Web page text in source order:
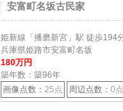
安富町名坂古民家
姫新線「播磨新宮」駅 徒歩194
兵庫県姫路市安富町名坂
180万円
築年数：築96年
画像点数： 25点 周辺点数： 0点